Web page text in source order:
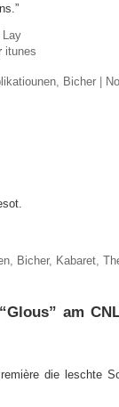
Lay
itunes
, Bicher
, Bicher, Kabaret,
am
die leschte